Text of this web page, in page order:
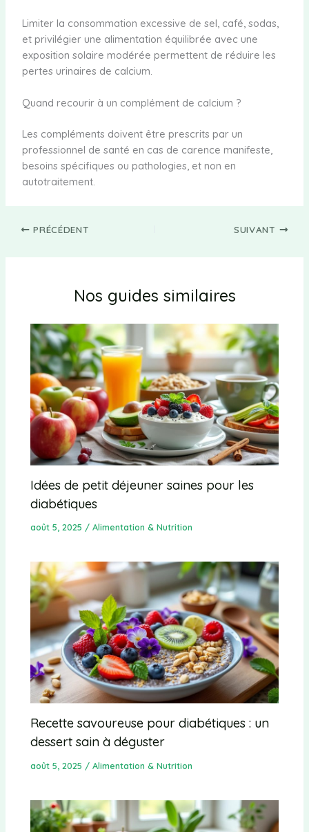
Limiter la consommation excessive de sel, café, sodas,
et privilégier une alimentation équilibrée avec une
exposition solaire modérée permettent de réduire les
pertes urinaires de calcium.
Quand recourir à un complément de calcium ?
Les compléments doivent être prescrits par un
professionnel de santé en cas de carence manifeste,
besoins spécifiques ou pathologies, et non en
autotraitement.
PRÉCÉDENT SUIVANT
Nos guides similaires
Idées de petit déjeuner saines pour les
diabétiques
août 5, 2025 /Alimentation & Nutrition
Recette savoureuse pour diabétiques : un
dessert sain à déguster
août 5, 2025 /Alimentation & Nutrition